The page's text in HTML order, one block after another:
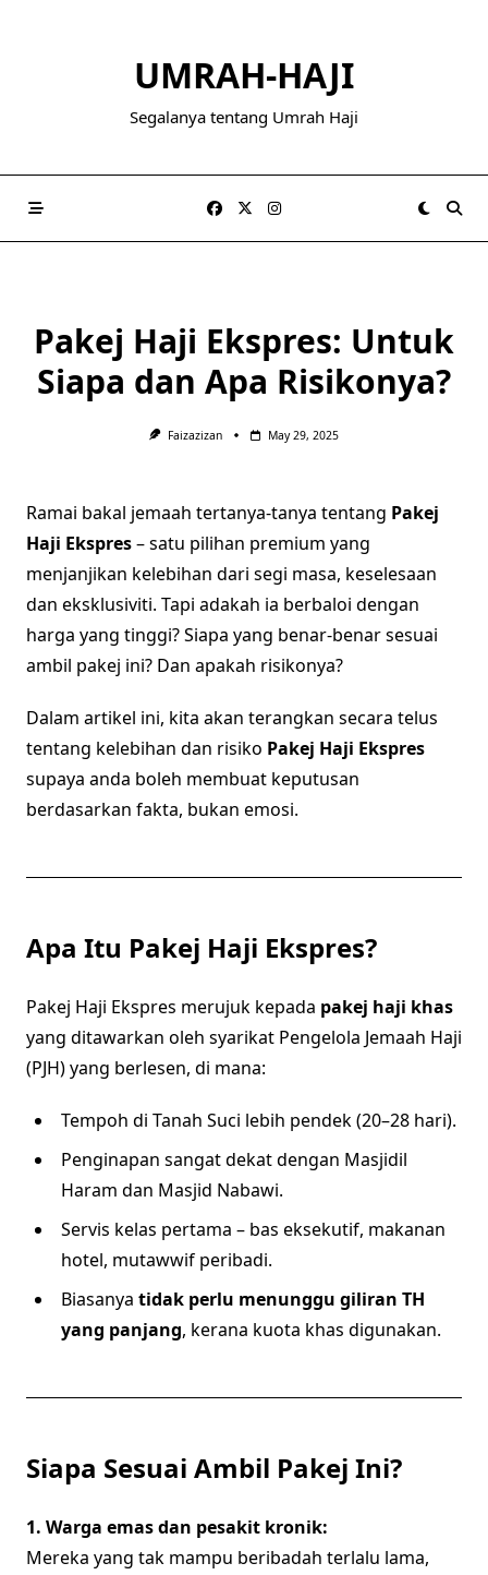
UMRAH-HAJI
Segalanya tentang Umrah Haji
Pakej Haji Ekspres: Untuk
Siapa dan Apa Risikonya?
Faizazizan May 29, 2025
Ramai bakal jemaah tertanya-tanya tentang Pakej
Haji Ekspres– satu pilihan premium yang
menjanjikan kelebihan dari segi masa, keselesaan
dan eksklusiviti. Tapi adakah ia berbaloi dengan
harga yang tinggi? Siapa yang benar-benar sesuai
ambil pakej ini? Dan apakah risikonya?
Dalam artikel ini, kita akan terangkan secara telus
tentang kelebihan dan risiko Pakej Haji Ekspres
supaya anda boleh membuat keputusan
berdasarkan fakta, bukan emosi.
Apa Itu Pakej Haji Ekspres?
Pakej Haji Ekspres merujuk kepada pakej haji khas
yang ditawarkan oleh syarikat Pengelola Jemaah Haji
(PJH) yang berlesen, di mana:
Tempoh di Tanah Suci lebih pendek (20–28 hari).
Penginapan sangat dekat dengan Masjidil
Haram dan Masjid Nabawi.
Servis kelas pertama – bas eksekutif, makanan
hotel, mutawwif peribadi.
Biasanya tidak perlu menunggu giliran TH
yang panjang, kerana kuota khas digunakan.
Siapa Sesuai Ambil Pakej Ini?
1. Warga emas dan pesakit kronik:
Mereka yang tak mampu beribadah terlalu lama,